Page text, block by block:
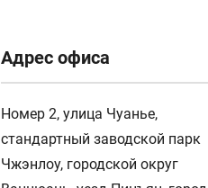
Адрес офиса
Номер 2, улица Чуанье,
стандартный заводской парк
Чжэнлоу, городской округ